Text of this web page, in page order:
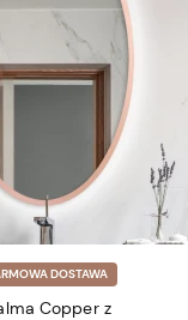
DOSTAWA
Copper z